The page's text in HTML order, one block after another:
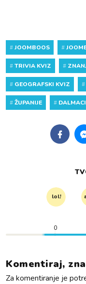
#JOOMBOOS #
#TRIVIA KVIZ #
# GEOGRAFSKI KVIZ #
#ŽUPANIJE #
lol!
0
Komentiraj,
Za komentiranje je